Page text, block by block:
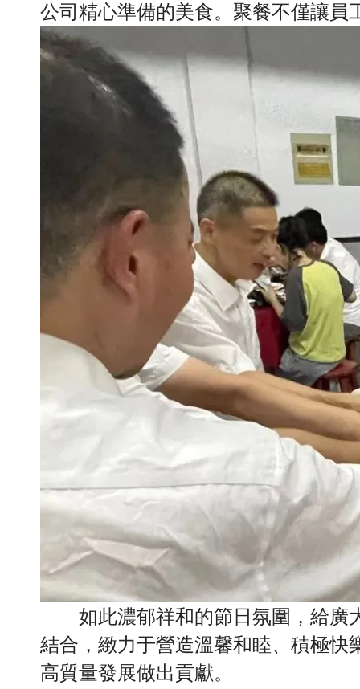
公司精心準備的美食。聚餐不僅讓員
如此濃郁祥和的節日氛圍，給廣
結合，緻力于營造溫馨和睦、積極快
高質量發展做出貢獻。